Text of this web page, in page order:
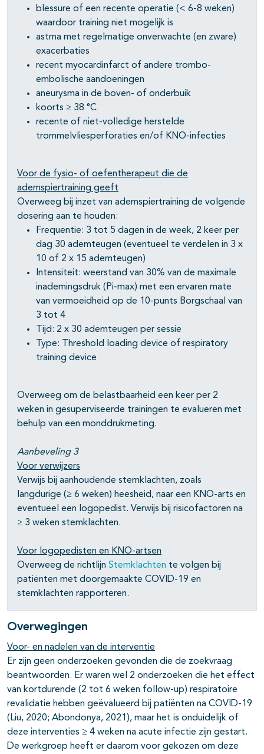
blessure of een recente operatie (< 6-8 weken)
waardoor training niet mogelijk is
astma met regelmatige onverwachte (en zware)
exacerbaties
recent myocardinfarct of andere trombo-
embolische aandoeningen
aneurysma in de boven- of onderbuik
koorts ≥ 38 °C
recente of niet-volledige herstelde
trommelvliesperforaties en/of KNO-infecties
Voor de fysio- of oefentherapeut die de
ademspiertraining geeft
Overweeg bij inzet van ademspiertraining de volgende
dosering aan te houden:
Frequentie: 3 tot 5 dagen in de week, 2 keer per
dag 30 ademteugen (eventueel te verdelen in 3 x
10 of 2 x 15 ademteugen)
Intensiteit: weerstand van 30% van de maximale
inademingsdruk (Pi-max) met een ervaren mate
van vermoeidheid op de 10-punts Borgschaal van
3 tot 4
Tijd: 2 x 30 ademteugen per sessie
Type: Threshold loading device of respiratory
training device
Overweeg om de belastbaarheid een keer per 2
weken in gesuperviseerde trainingen te evalueren met
behulp van een monddrukmeting.
Aanbeveling 3
Voor verwijzers
Verwijs bij aanhoudende stemklachten, zoals
langdurige (≥ 6 weken) heesheid, naar een KNO-arts en
eventueel een logopedist. Verwijs bij risicofactoren na
≥ 3 weken stemklachten.
Voor logopedisten en KNO-artsen
Overweeg de richtlijn Stemklachten te volgen bij
patiënten met doorgemaakte COVID-19 en
stemklachten rapporteren.
Overwegingen
Voor- en nadelen van de interventie
Er zijn geen onderzoeken gevonden die de zoekvraag
beantwoorden. Er waren wel 2 onderzoeken die het effect
van kortdurende (2 tot 6 weken follow-up) respiratoire
revalidatie hebben geëvalueerd bij patiënten na COVID-19
(Liu, 2020; Abondonya, 2021), maar het is onduidelijk of
deze interventies ≥ 4 weken na acute infectie zijn gestart.
De werkgroep heeft er daarom voor gekozen om deze